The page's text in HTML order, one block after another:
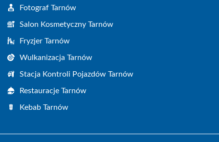
Fotograf Tarnów
Salon Kosmetyczny Tarnów
Fryzjer Tarnów
Wulkanizacja Tarnów
Stacja Kontroli Pojazdów Tarnów
Restauracje Tarnów
Kebab Tarnów